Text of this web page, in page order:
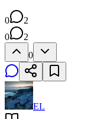
0
2
0
2
0
EL